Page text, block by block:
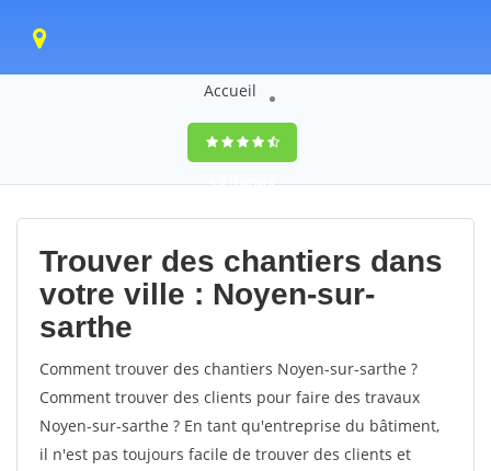
Accueil
9,5(100%)0
votes
Trouver des chantiers dans
votre ville : Noyen-sur-
sarthe
Comment trouver des chantiers Noyen-sur-sarthe ?
Comment trouver des clients pour faire des travaux
Noyen-sur-sarthe ? En tant qu'entreprise du bâtiment,
il n'est pas toujours facile de trouver des clients et